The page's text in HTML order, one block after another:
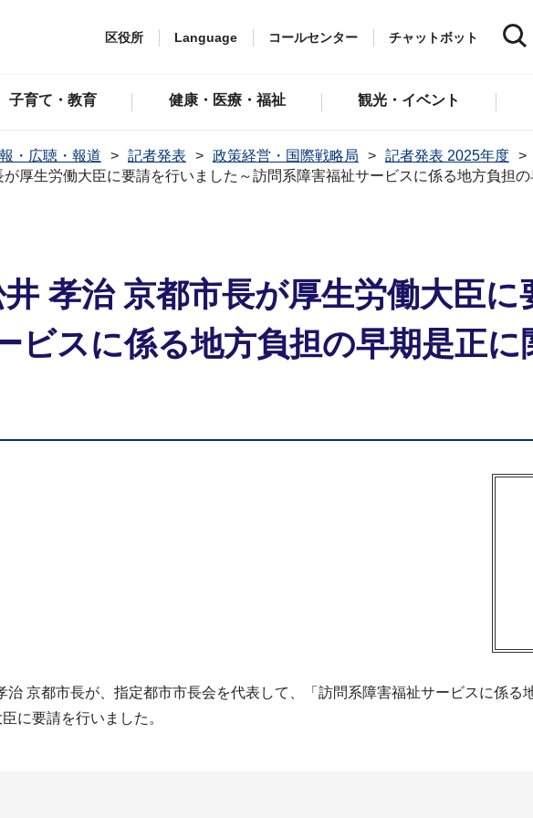
区役所 Language コールセンター チャットボット
子育て・教育 健康・医療・福祉 観光・イベント
・広聴・報道 記者発表 政策経営・国際戦略局
記者発表 2025年度
厚生労働大臣に要請を行いました～訪問系障害福祉サービスに係る地方負担
孝治 京都市長が厚生労働大臣に
ビスに係る地方負担の早期是正
京都市長が、指定都市市長会を代表して、「訪問系障害福祉サービスに係る
に要請を行いました。